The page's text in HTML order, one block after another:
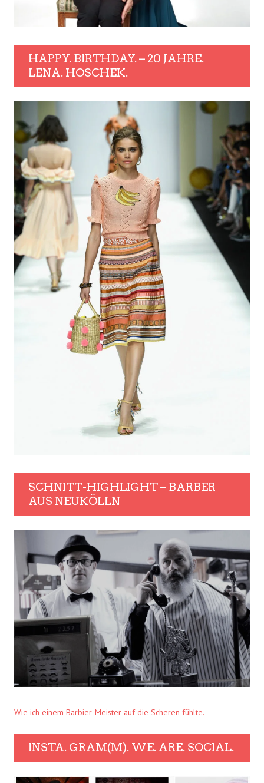
HAPPY. BIRTHDAY. – 20 JAHRE.
LENA. HOSCHEK.
SCHNITT-HIGHLIGHT – BARBER
AUS NEUKÖLLN
Wie ich einem Barbier-Meister auf die Scheren fühlte.
INSTA. GRAM(M). WE. ARE. SOCIAL.